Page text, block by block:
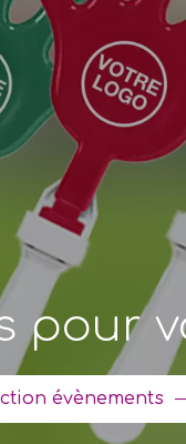
pour
évènements